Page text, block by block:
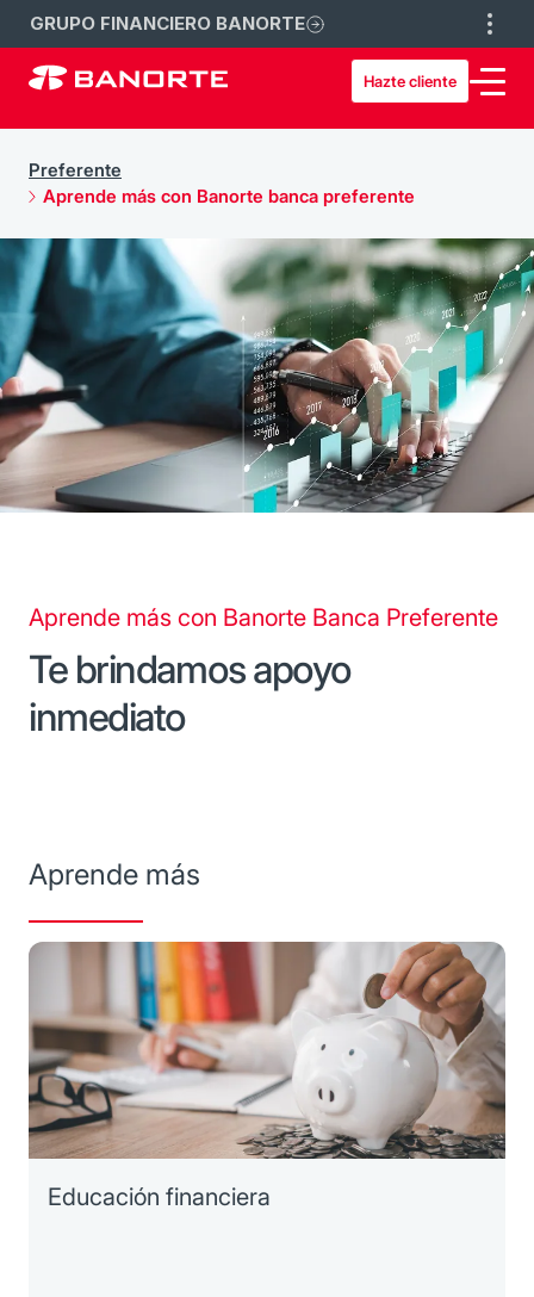
GRUPO FINANCIERO BANORTE
Hazte cliente
Preferente
Aprende más con Banorte banca preferente
Aprende más con Banorte Banca Preferente
Te brindamos apoyo
inmediato
Aprende más
Educación financiera